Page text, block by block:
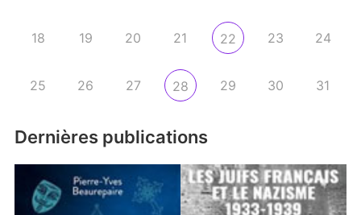
18 19 20 21 22 23 24
25 26 27 28 29 30 31
Dernières publications